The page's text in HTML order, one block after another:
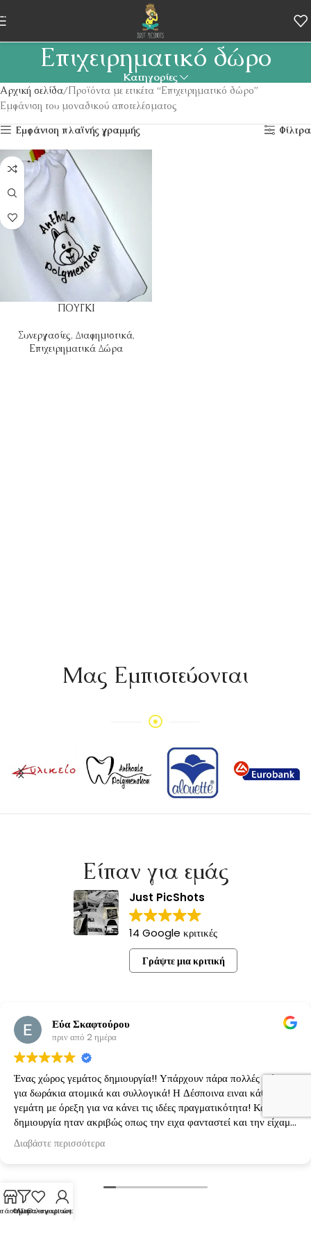
Skip to navigation
Skip to main content
Επιχειρηματικό δώρο
Κατηγορίες
Αρχική σελίδα Προϊόντα με ετικέτα “Επιχειρηματικό δώρο”
Εμφάνιση του μοναδικού αποτελέσματος
Εμφάνιση πλαϊνής γραμμής
Φίλτρα
ΠΟΥΓΚΙ
Συνεργασίες, Διαφημιστικά,
Επιχειρηματικά Δώρα
Mας Εμπιστεύονται
Είπαν για εμάς
Just PicShots
14 Google κριτικές
Γράψτε μια κριτική
Εύα Σκαφτούρου
πριν από 2 ημέρα
Ένας χώρος γεμάτος δημιουργία!! Υπάρχουν πάρα πολλές ιδέες
για δωράκια ατομικά και συλλογικά! Η Δέσποινα ειναι κάθε φορά
γεμάτη με όρεξη για να κάνει τις ιδέες πραγματικότητα! Κάθε
δημιουργία ηταν ακριβώς οπως την ειχα φανταστεί και την είχαμε
κανονίσει!
Διαβάστε περισσότερα
Φίλτρα
Λίστα επιθυμιών
Ο λογαριασμός μου